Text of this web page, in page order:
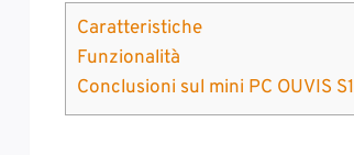
Caratteristiche
Funzionalità
Conclusioni sul mini PC OUVIS S1